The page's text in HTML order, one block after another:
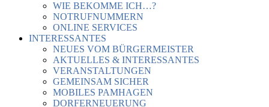
WIE BEKOMME ICH…?
NOTRUFNUMMERN
ONLINE SERVICES
INTERESSANTES
NEUES VOM BÜRGERMEISTER
AKTUELLES & INTERESSANTES
VERANSTALTUNGEN
GEMEINSAM SICHER
MOBILES PAMHAGEN
DORFERNEUERUNG